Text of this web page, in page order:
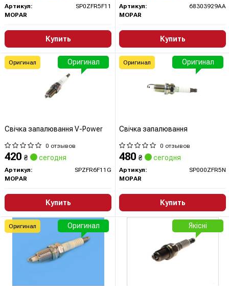
Артикул:
SP0ZFR5F11
MOPAR
Купить
Артикул:
68303929AA
MOPAR
Купить
Свічка запалювання V-Power
0 отзывов
420 ₴ сегодня
Артикул:
SPZFR6F11G
MOPAR
Купить
Оригинал
Оригинал
Свічка запалювання
0 отзывов
480 ₴ сегодня
Артикул:
SP000ZFR5N
MOPAR
Купить
Оригинал
Оригинал
Оригинал
Оригинал Якісні